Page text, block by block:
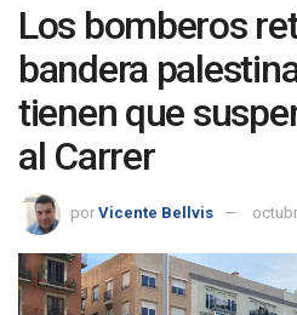
Los bomberos
bandera
tienen que
al Carrer
por Vicente Bellvis